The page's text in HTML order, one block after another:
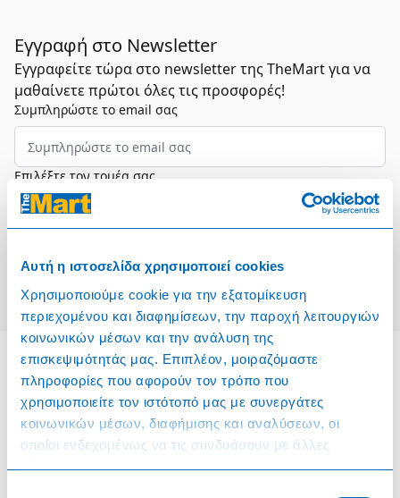
Αυτή η ιστοσελίδα χρησιμοποιεί cookies
Χρησιμοποιούμε cookie για την εξατομίκευση
περιεχομένου και διαφημίσεων, την παροχή λειτουργιών
κοινωνικών μέσων και την ανάλυση της
επισκεψιμότητάς μας. Επιπλέον, μοιραζόμαστε
πληροφορίες που αφορούν τον τρόπο που
χρησιμοποιείτε τον ιστότοπό μας με συνεργάτες
κοινωνικών μέσων, διαφήμισης και αναλύσεων, οι
οποίοι ενδεχομένως να τις συνδυάσουν με άλλες
πληροφορίες που τους έχετε παραχωρήσει ή τις οποίες
Εγγραφή στο Newsletter
Εγγραφείτε τώρα στο newsletter της TheMart για να
μαθαίνετε πρώτοι όλες τις προσφορές!
Συμπληρώστε το email σας
Επιλέξτε τον τομέα σας
Εγγραφή
Πληροφορίες
Όροι & Προϋποθέσεις
Πολιτική Cookies